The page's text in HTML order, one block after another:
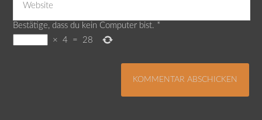
Bestätige, dass du kein Computer bist. *
× 4 = 28